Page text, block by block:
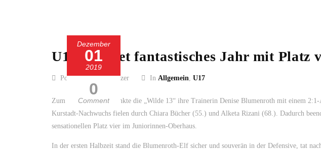
Dezember
01
2019
0
Comment
U17 beendet fantastisches Jahr mit Platz
Posted by Guido Kölzer In Allgemein, U17
Zum Geburtstag beschenkte die „Wilde 13“ ihre Trainerin Denise Blumenroth mit einem
Kurstadt-Nachwuchs fielen durch Chiara Bücher (55.) und Alketa Rizani (68.). Dadurch
sensationellen Platz vier im Juniorinnen-Oberhaus.
In der ersten Halbzeit stand die Blumenroth-Elf sicher und souverän in der Defensive, tat